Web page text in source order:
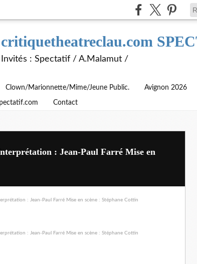
critiquetheatreclau.com
Invités : Spectatif / A.Malamut /
Clown/Marionnette/Mime/Jeune Public. Avignon 2026
Contact
: Jean-Paul Farré Mise en